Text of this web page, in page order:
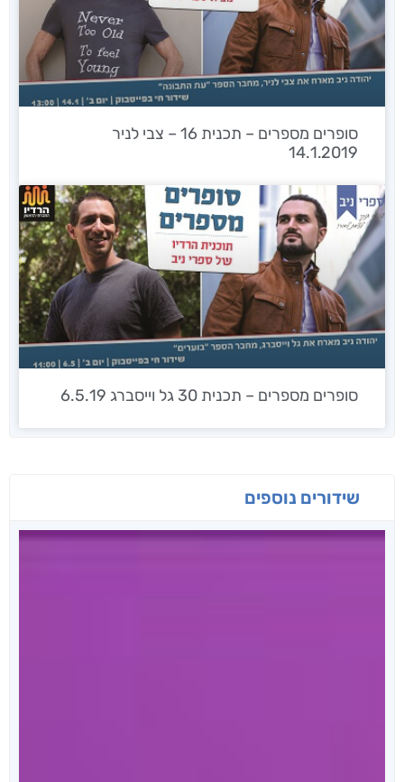
סופרים מספרים – תכנית 16 – צבי לניר
14.1.2019
סופרים מספרים – תכנית 30 גל וייסברג 6.5.19
שידורים נוספים